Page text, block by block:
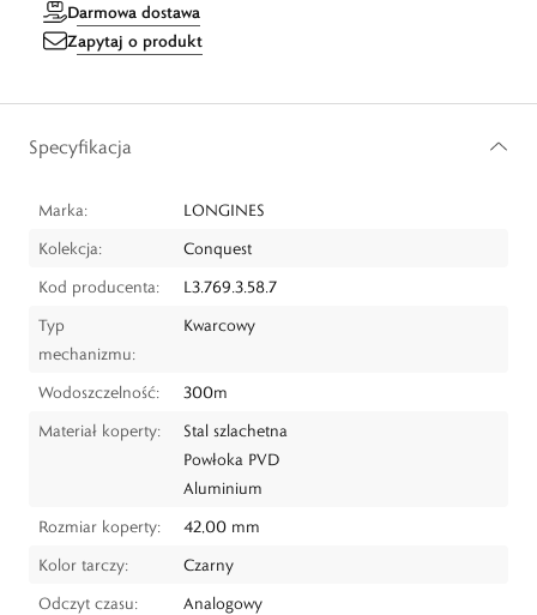
Darmowa dostawa
Zapytaj o produkt
Specyfikacja
Marka:
LONGINES
Kolekcja:
Conquest
Kod producenta:
L3.769.3.58.7
Typ
mechanizmu:
Kwarcowy
Wodoszczelność:
300m
Materiał koperty:
Stal szlachetna
Powłoka PVD
Aluminium
Rozmiar koperty:
42,00 mm
Kolor tarczy:
Czarny
Odczyt czasu:
Analogowy